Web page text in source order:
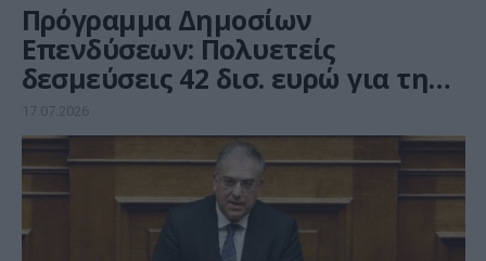
Πρόγραμμα Δημοσίων
Επενδύσεων: Πολυετείς
δεσμεύσεις 42 δισ. ευρώ για την
επόμενη τετραετία. Σημαντικές
Δεσμεύσεις για το υπ. Ψηφιακής
Διακυβέρνησης
17.07.2026